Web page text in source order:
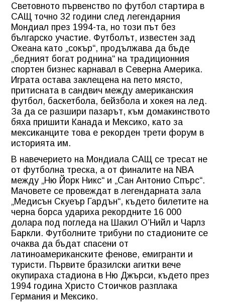
Световното първенство по футбол стартира в
САЩ точно 32 години след легендарния
Мондиал през 1994-та, но този път без
българско участие. Футболът, известен зад
Океана като „сокър“, продължава да бъде
„бедният богат роднина“ на традиционния
спортен бизнес карнавал в Северна Америка.
Играта остава заклещена на пето място,
притисната в сандвич между американския
футбол, баскетбола, бейзбола и хокея на лед.
За да се разшири пазарът, към домакинството
бяха пришити Канада и Мексико, като за
мексиканците това е рекорден трети форум в
историята им.
В навечерието на Мондиала САЩ се тресат не
от футболна треска, а от финалите на NBA
между „Ню Йорк Никс“ и „Сан Антонио Спърс“.
Мачовете се провеждат в легендарната зала
„Медисън Скуеър Гардън“, където билетите на
черна борса удариха рекордните 16 000
долара под погледа на Шакил О’Нийл и Чарлз
Баркли. Футболните трибуни по стадионите се
очаква да бъдат спасени от
латиноамериканските фенове, емигранти и
туристи. Първите бразилски агитки вече
окупираха стадиона в Ню Джърси, където през
1994 година Христо Стоичков разплака
Германия и Мексико.